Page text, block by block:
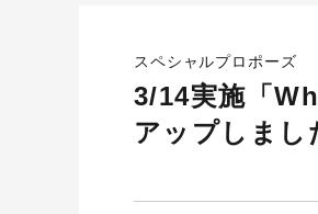
スペシャルプロポーズ
3/14実施「
アップしまし
おすすめの婚約指輪
パーフェクトプロポーズリング